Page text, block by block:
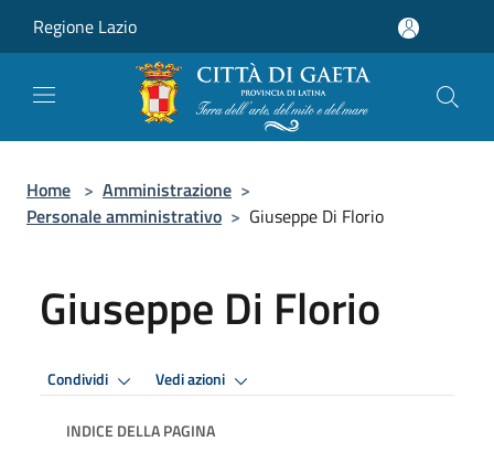
Regione Lazio
Home > Amministrazione >
Personale amministrativo > Giuseppe Di Florio
Giuseppe Di Florio
Condividi Vedi azioni
INDICE DELLA PAGINA